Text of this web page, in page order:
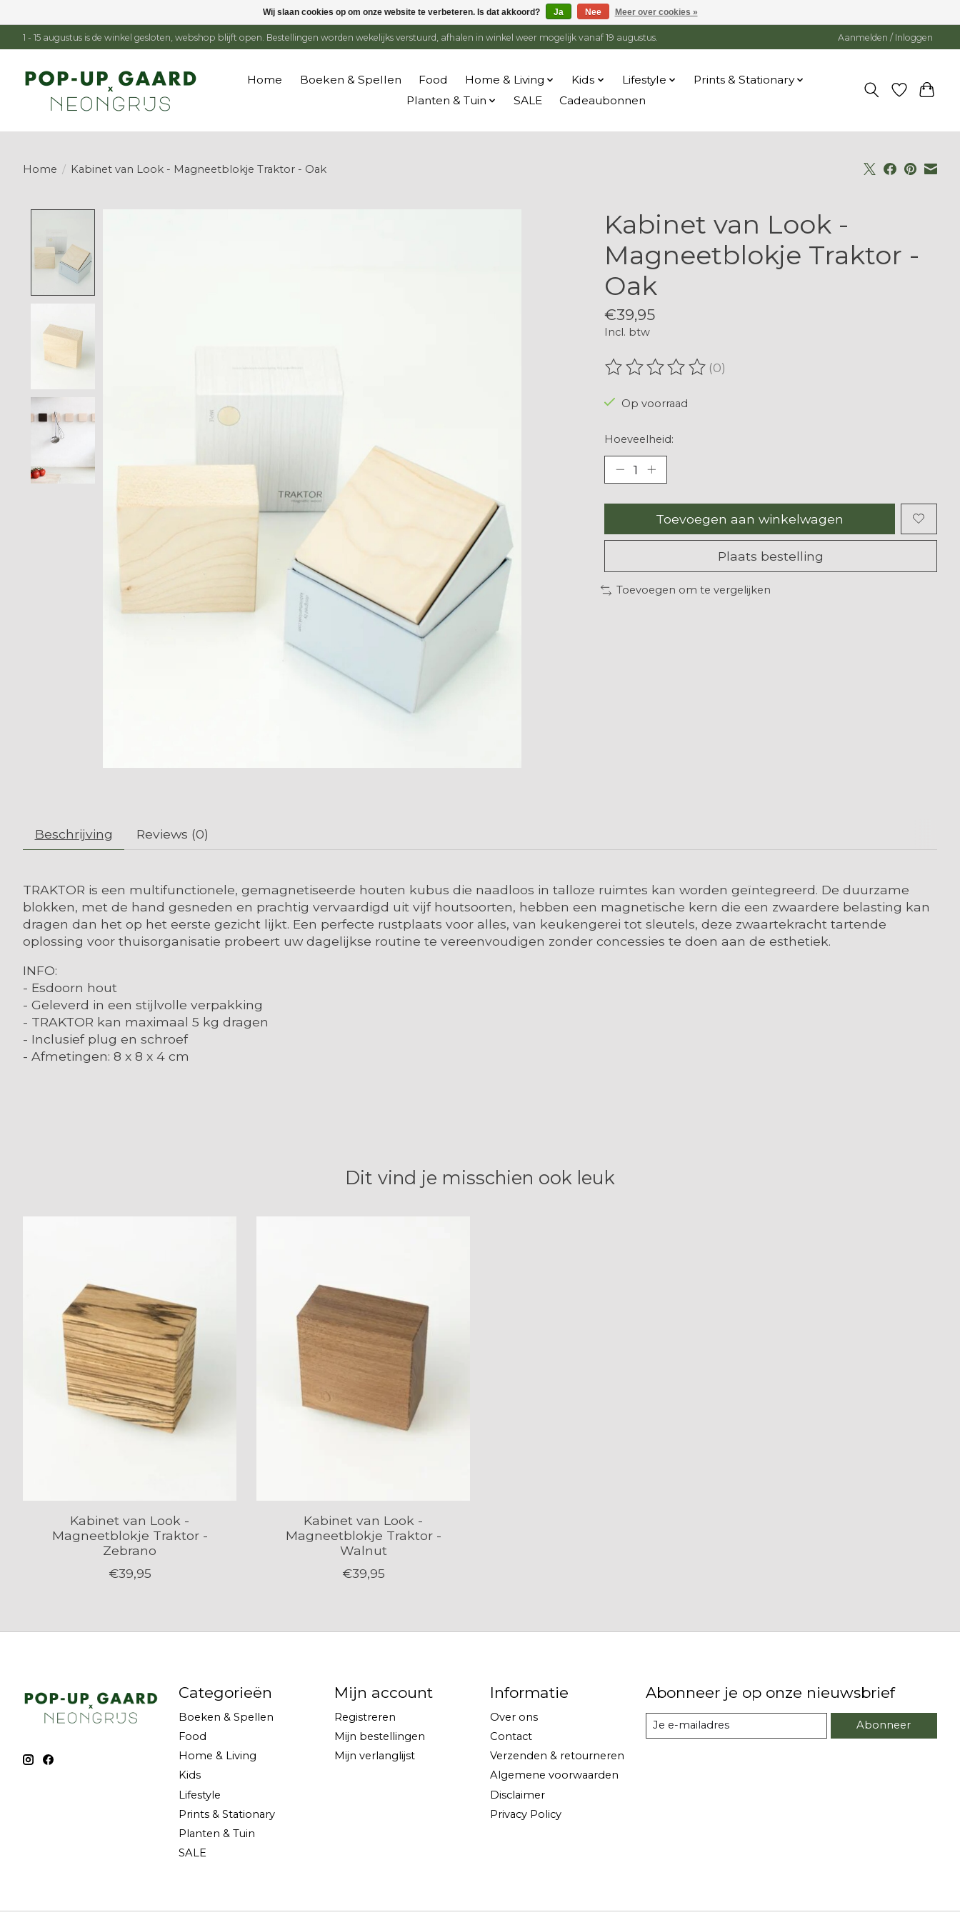
1 - 15 augustus is de winkel gesloten, webshop blijft open. Bestellingen worden wekelijks verstuurd, afhalen in winkel weer mogelijk vanaf 19 augustus. Aanmelden / Inloggen
Home Boeken & Spellen Food Home & Living Kids Lifestyle
Prints & Stationary
Planten & Tuin
SALE Cadeaubonnen
Home / Kabinet van Look - Magneetblokje Traktor - Oak
Kabinet van Look -
Magneetblokje Traktor -
Oak
€39,95
Incl. btw
De beoordeling van dit product is
(0)
Op voorraad
Hoeveelheid:
Toevoegen aan winkelwagen
Plaats bestelling
Toevoegen om te vergelijken
Beschrijving Reviews (0)
TRAKTOR is een multifunctionele, gemagnetiseerde houten kubus die naadloos in talloze ruimtes kan worden geïntegreerd. De duurzame
blokken, met de hand gesneden en prachtig vervaardigd uit vijf houtsoorten, hebben een magnetische kern die een zwaardere belasting kan
dragen dan het op het eerste gezicht lijkt. Een perfecte rustplaats voor alles, van keukengerei tot sleutels, deze zwaartekracht tartende
oplossing voor thuisorganisatie probeert uw dagelijkse routine te vereenvoudigen zonder concessies te doen aan de esthetiek.
INFO:
- Esdoorn hout
- Geleverd in een stijlvolle verpakking
- TRAKTOR kan maximaal 5 kg dragen
- Inclusief plug en schroef
- Afmetingen: 8 x 8 x 4 cm
Dit vind je misschien ook leuk
Kabinet van Look -
Magneetblokje Traktor -
Zebrano
€39,95
Kabinet van Look -
Magneetblokje Traktor -
Walnut
€39,95
Categorieën
Boeken & Spellen
Food
Home & Living
Kids
Lifestyle
Prints & Stationary
Planten & Tuin
SALE
Mijn account
Registreren
Mijn bestellingen
Mijn verlanglijst
Informatie
Over ons
Contact
Verzenden & retourneren
Algemene voorwaarden
Disclaimer
Privacy Policy
Abonneer je op onze nieuwsbrief
Abonneer
Wij slaan cookies op om onze website te verbeteren. Is dat akkoord? Ja Nee Meer over cookies »